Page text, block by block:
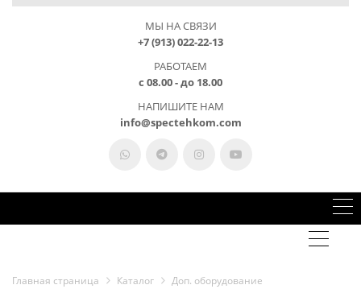
МЫ НА СВЯЗИ
+7 (913) 022-22-13
РАБОТАЕМ
с 08.00 - до 18.00
НАПИШИТЕ НАМ
info@spectehkom.com
Главная страница Каталог Доп. оборудование